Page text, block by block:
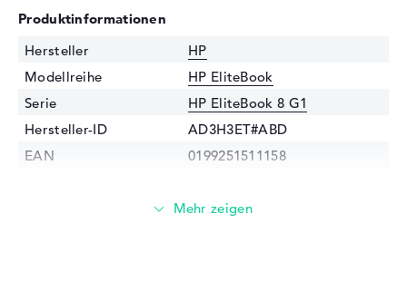
Produktinformationen
Hersteller
HP
Modellreihe
HP EliteBook
Serie
HP EliteBook 8 G1
Hersteller-ID
AD3H3ET#ABD
EAN
0199251511158
Intel Core Ultra 5 228V / 2,1